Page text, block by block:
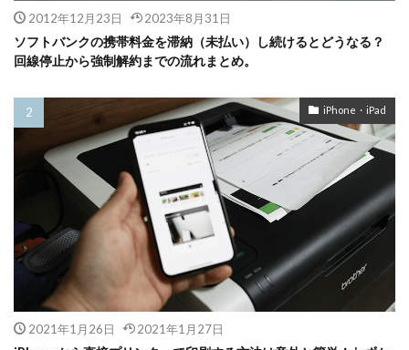
2012年12月23日 2023年8月31日
ソフトバンクの携帯料金を滞納（未払い）し続けるとどうなる？
回線停止から強制解約までの流れまとめ。
iPhone・iPad
2021年1月26日 2021年1月27日